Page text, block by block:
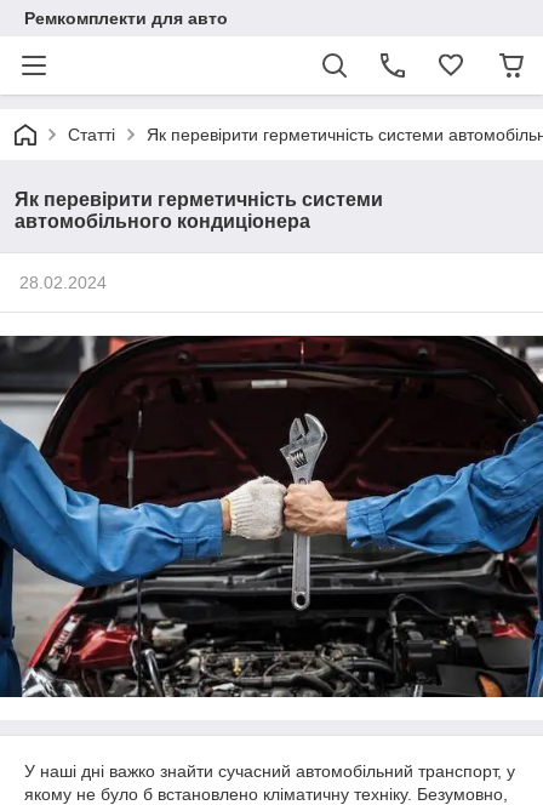
Ремкомплекти для авто
Статті Як перевірити герметичність системи
Як перевірити герметичність системи
автомобільного кондиціонера
28.02.2024
У наші дні важко знайти сучасний автомобільний транспорт, у
якому не було б встановлено кліматичну техніку. Безумовно,